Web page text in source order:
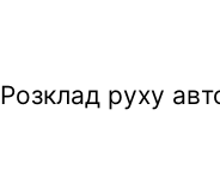
Розклад руху